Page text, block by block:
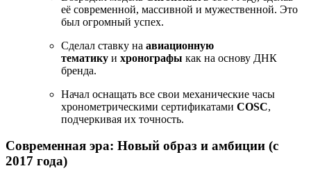
её современной, массивной и мужественной. Это
был огромный успех.
Сделал ставку на авиационную
тематику и хронографы как на основу ДНК
бренда.
Начал оснащать все свои механические часы
хронометрическими сертификатами COSC,
подчеркивая их точность.
Современная эра: Новый образ и амбиции (с
2017 года)